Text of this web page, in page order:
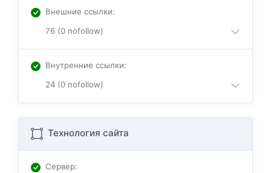
Внешние ссылки:
76 (0 nofollow)
Внутренние ссылки:
24 (0 nofollow)
Технология сайта
Сервер: